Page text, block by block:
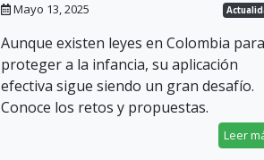
Mayo 13, 2025
Aunque existen leyes en Colombia para
proteger a la infancia, su aplicación
efectiva sigue siendo un gran desafío.
Conoce los retos y propuestas.
Leer